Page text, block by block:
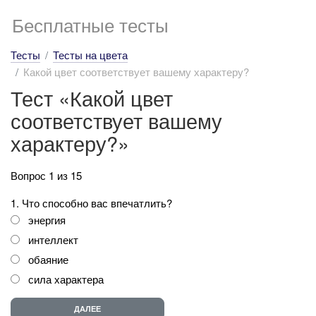
Бесплатные тесты
Тесты
Тесты на цвета
Какой цвет соответствует вашему характеру?
Тест «Какой цвет
соответствует вашему
характеру?»
Вопрос 1 из 15
1. Что способно вас впечатлить?
энергия
интеллект
обаяние
сила характера